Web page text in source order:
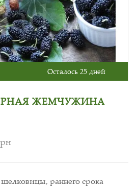
Осталось 25 дней
ЖЕМЧУЖИНА
раннего срока